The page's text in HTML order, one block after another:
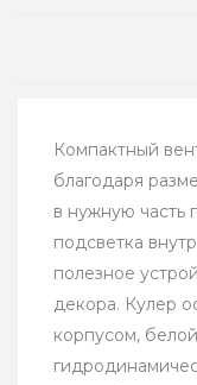
Компактный
благодаря
в нужную часть
подсветка
полезное
декора. Кулер
корпусом,